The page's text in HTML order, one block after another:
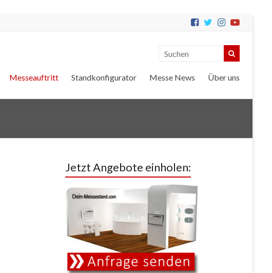
Messeauftritt Standkonfigurator Messe News Über uns
Jetzt Angebote einholen: